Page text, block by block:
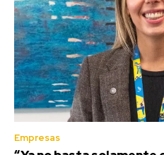
Empresas